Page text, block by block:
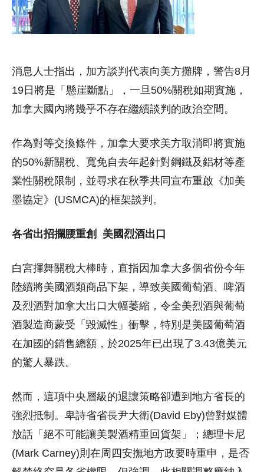
消息人士指出，加方談判代表向美方攤牌，警告8月
19日將是「懸崖斷點」，一旦50%關稅如期實施，
加拿大國內將幾乎不存在繼續談判的政治空間。
作為對等交換條件，加拿大要求美方取消即將實施
的50%新關稅、寬免自去年起針對鋼鐵及鋁材等產
業性關稅限制，並尋求在秋季共同宣布重啟《加美
墨協定》(USMCA)的框架談判。
各省出招攔腰重創 美國烈酒出口
白宮揮舞關稅大棒時，直指因加拿大多個省份今年
陸續將美國酒類商品下架，導致美國葡萄酒、啤酒
及烈酒對加拿大出口大幅萎縮，令全美烈酒與葡萄
酒製造商蒙受「毀滅性」衝擊，特別是美國葡萄酒
在加國的銷售總額，於2025年已出現了3.43億美元
的驚人暴跌。
然而，這項中央層級的退讓策略卻遭到地方省長的
強烈抵制。卑詩省省長尹大衛(David Eby)曾對媒體
放話「絕不可能讓美製酒精重回貨架」；總理卡尼
(Mark Carney)則在周四安撫地方政要時重申，是否